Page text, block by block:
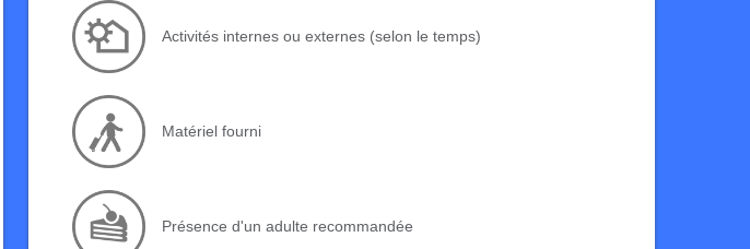
Activités internes ou externes (selon le temps)
Matériel fourni
Présence d'un adulte recommandée